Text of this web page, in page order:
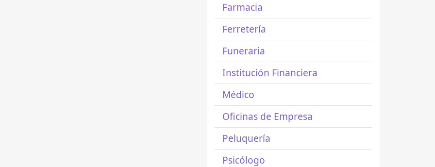
Farmacia
Ferretería
Funeraria
Institución Financiera
Médico
Oficinas de Empresa
Peluquería
Psicólogo